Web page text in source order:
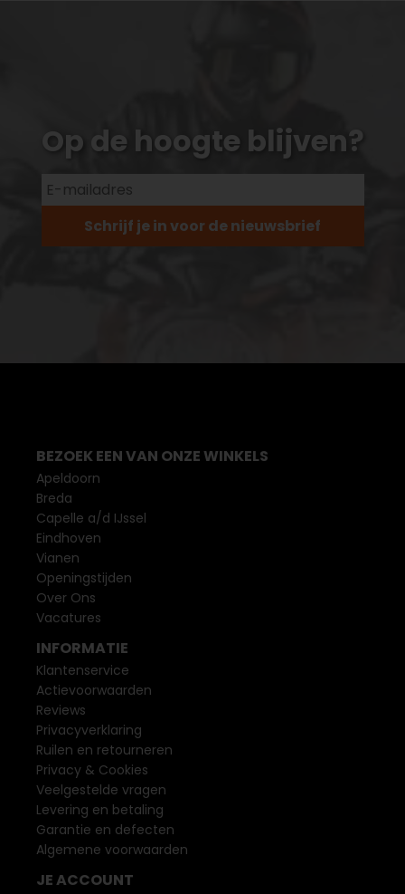
Op de hoogte blijven?
Schrijf je in voor de nieuwsbrief
BEZOEK EEN VAN ONZE WINKELS
Apeldoorn
Breda
Capelle a/d IJssel
Eindhoven
Vianen
Openingstijden
Over Ons
Vacatures
INFORMATIE
Klantenservice
Actievoorwaarden
Reviews
Privacyverklaring
Ruilen en retourneren
Privacy & Cookies
Veelgestelde vragen
Levering en betaling
Garantie en defecten
Algemene voorwaarden
JE ACCOUNT